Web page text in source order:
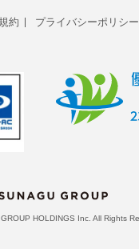
約 プライバシーポリシー
HOLDINGS Inc. All Rights